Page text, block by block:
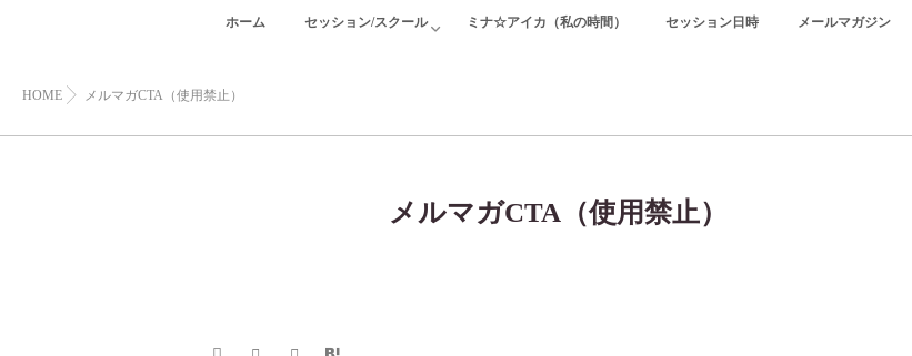
ホーム セッション/スクール ミナ☆アイカ（私の時間） セッション日時 メールマガジン
HOME メルマガCTA（使用禁止）
メルマガCTA（使用禁止）